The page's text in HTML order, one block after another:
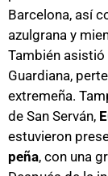
Barcelona, así
azulgrana y
También asistió
Guardiana,
extremeña.
de San Serván,
estuvieron
peña, con una